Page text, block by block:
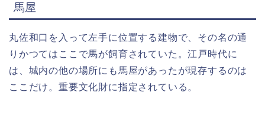
馬屋
丸佐和口を入って左手に位置する建物で、その名の通
りかつてはここで馬が飼育されていた。江戸時代に
は、城内の他の場所にも馬屋があったが現存するのは
ここだけ。重要文化財に指定されている。